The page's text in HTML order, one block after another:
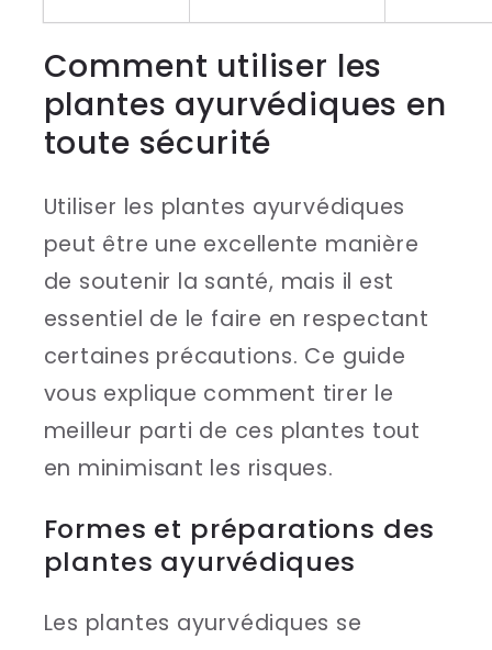
Comment utiliser les
plantes ayurvédiques en
toute sécurité
Utiliser les plantes ayurvédiques
peut être une excellente manière
de soutenir la santé, mais il est
essentiel de le faire en respectant
certaines précautions. Ce guide
vous explique comment tirer le
meilleur parti de ces plantes tout
en minimisant les risques.
Formes et préparations des
plantes ayurvédiques
Les plantes ayurvédiques se